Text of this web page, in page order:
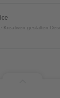
Kreativen gestalten